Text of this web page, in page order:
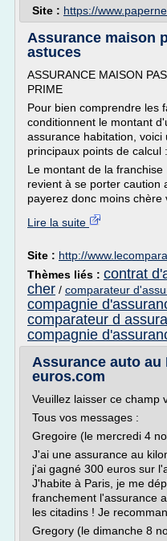
Site : https://
Assurance maison
astuces
ASSURANCE MAISON
PRIME
Pour bien comprendre les
conditionnent le montant
assurance habitation,
principaux points de calcul :
Le montant de la
revient à se porter caution
payerez donc moins chère
Lire la suite
Site : http://
Thèmes liés : contrat
cher / comparateur
compagnie
comparateur d
compagnie
Assurance auto au
euros.com
Veuillez laisser ce champ
Tous vos messages :
Gregoire (le mercredi 4
J'ai une assurance au
j'ai gagné 300 euros sur
J'habite à Paris, je me
franchement l'assurance
les citadins ! Je
Gregory (le dimanche 8